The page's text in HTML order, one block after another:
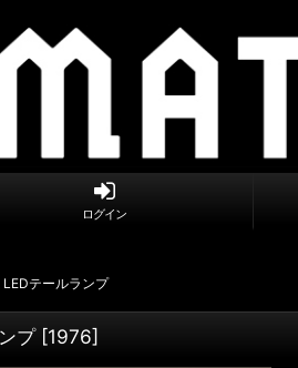
ログイン
テールランプ
プ [1976]